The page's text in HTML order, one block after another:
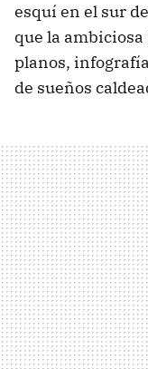
esquí en el sur
que la
planos,
de sueños